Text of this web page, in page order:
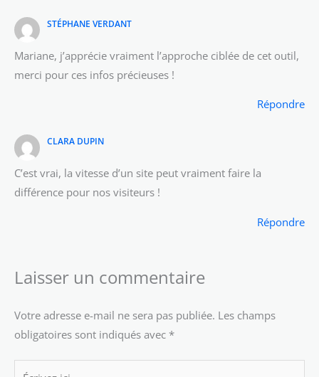
STÉPHANE VERDANT
Mariane, j’apprécie vraiment l’approche ciblée de cet outil,
merci pour ces infos précieuses !
Répondre
CLARA DUPIN
C’est vrai, la vitesse d’un site peut vraiment faire la
différence pour nos visiteurs !
Répondre
Laisser un commentaire
Votre adresse e-mail ne sera pas publiée. Les champs
obligatoires sont indiqués avec *
Écrivez